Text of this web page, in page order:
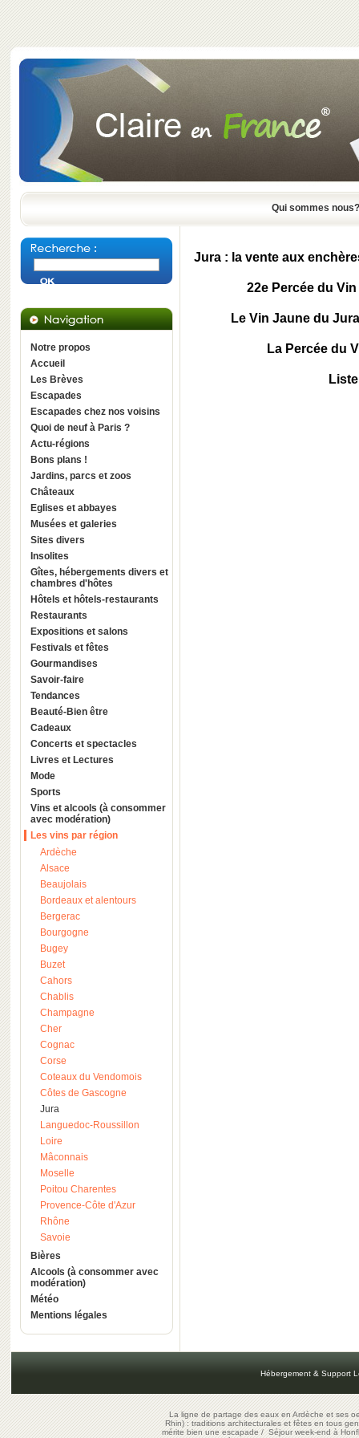
Qui sommes nous?
Notre propos
Accueil
Les Brèves
Escapades
Escapades chez nos voisins
Quoi de neuf à Paris ?
Actu-régions
Bons plans !
Jardins, parcs et zoos
Châteaux
Eglises et abbayes
Musées et galeries
Sites divers
Insolites
Gîtes, hébergements divers et
chambres d'hôtes
Hôtels et hôtels-restaurants
Restaurants
Expositions et salons
Festivals et fêtes
Gourmandises
Savoir-faire
Tendances
Beauté-Bien être
Cadeaux
Concerts et spectacles
Livres et Lectures
Mode
Sports
Vins et alcools (à consommer
avec modération)
Les vins par région
Ardèche
Alsace
Beaujolais
Bordeaux et alentours
Bergerac
Bourgogne
Bugey
Buzet
Cahors
Chablis
Champagne
Cher
Cognac
Corse
Coteaux du Vendomois
Côtes de Gascogne
Jura
Languedoc-Roussillon
Loire
Mâconnais
Moselle
Poitou Charentes
Provence-Côte d'Azur
Rhône
Savoie
Bières
Alcools (à consommer avec
modération)
Météo
Mentions légales
Jura : la vente aux
22e Percée du
Le Vin Jaune du
La Percée du
Hébergement & Support
La ligne de partage des eaux en Ardèche et ses
Rhin) : traditions architecturales et fêtes en tous
mérite bien une escapade/Séjour week-end à